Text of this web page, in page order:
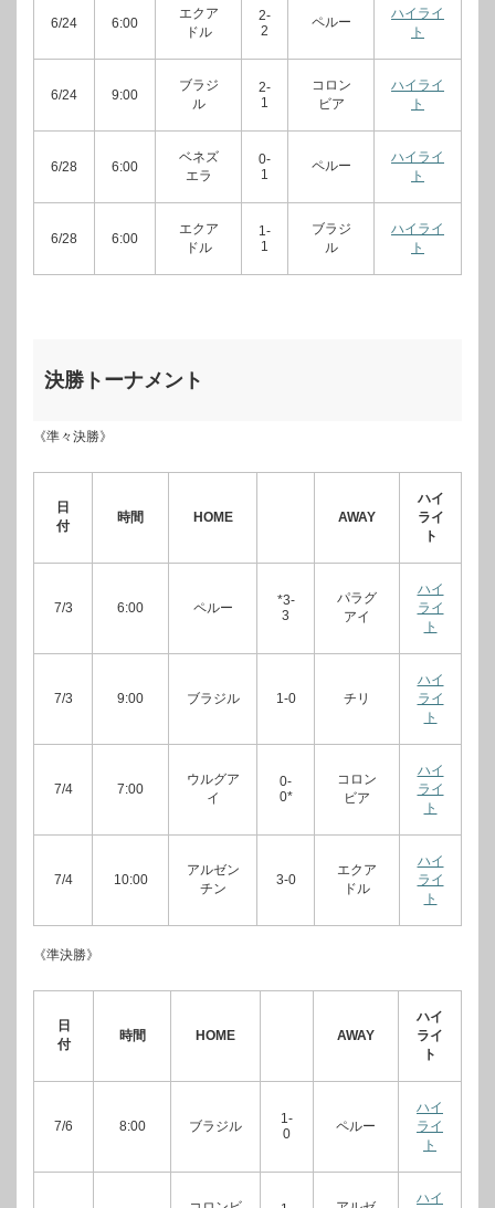
6/24 6:00
エクア
ドル
2-
2
ペルー
ハイライ
ト
6/24 9:00
ブラジ
ル
2-
1
コロン
ビア
ハイライ
ト
6/28 6:00
ベネズ
エラ
0-
1
ペルー
ハイライ
ト
6/28 6:00
エクア
ドル
1-
1
ブラジ
ル
ハイライ
ト
決勝トーナメント
《準々決勝》
日
付
時間 HOME AWAY
ハイ
ライ
ト
7/3 6:00 ペルー
*3-
3
パラグ
アイ
ハイ
ライ
ト
7/3 9:00 ブラジル 1-0 チリ
ハイ
ライ
ト
7/4 7:00
ウルグア
イ
0-
0*
コロン
ビア
ハイ
ライ
ト
7/4 10:00
アルゼン
チン
3-0
エクア
ドル
ハイ
ライ
ト
《準決勝》
日
付
時間 HOME AWAY
ハイ
ライ
ト
7/6 8:00 ブラジル
1-
0
ペルー
ハイ
ライ
ト
ハイ